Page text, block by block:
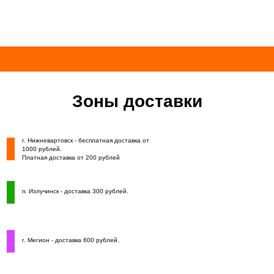
Зоны доставки
г. Мегион - доставка 600 рублей.
п. Излучинск - доставка 300 рублей.
г. Нижневартовск - бесплатная доставка от
1000 рублей.
Платная доставка от 200 рублей